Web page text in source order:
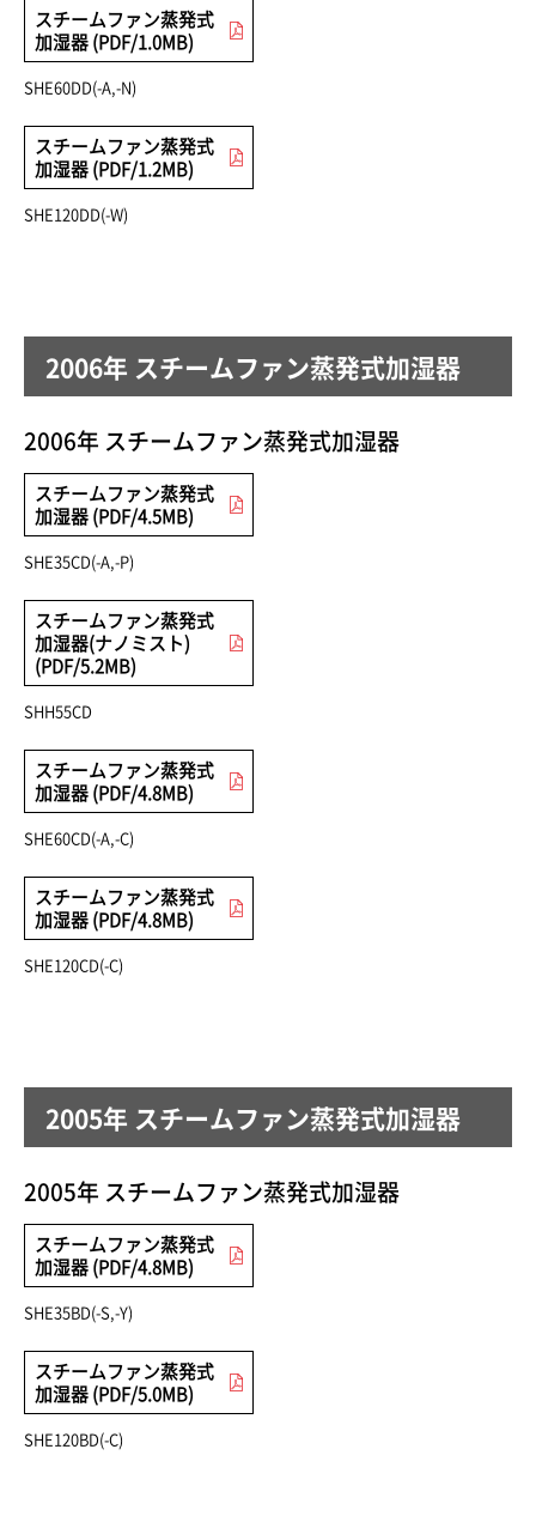
スチームファン蒸発式
加湿器 (PDF/1.0MB)
SHE60DD(-A,-N)
スチームファン蒸発式
加湿器 (PDF/1.2MB)
SHE120DD(-W)
2006年 スチームファン蒸発式加湿器
2006年 スチームファン蒸発式加湿器
スチームファン蒸発式
加湿器 (PDF/4.5MB)
SHE35CD(-A,-P)
スチームファン蒸発式
加湿器(ナノミスト)
(PDF/5.2MB)
SHH55CD
スチームファン蒸発式
加湿器 (PDF/4.8MB)
SHE60CD(-A,-C)
スチームファン蒸発式
加湿器 (PDF/4.8MB)
SHE120CD(-C)
2005年 スチームファン蒸発式加湿器
2005年 スチームファン蒸発式加湿器
スチームファン蒸発式
加湿器 (PDF/4.8MB)
SHE35BD(-S,-Y)
スチームファン蒸発式
加湿器 (PDF/5.0MB)
SHE120BD(-C)